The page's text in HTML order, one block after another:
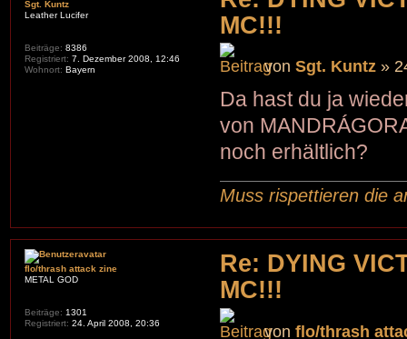
MC!!!
vonSgt. Kuntz »
Da hast du ja
von
noch erhältlich?
Muss rispettieren die
Sgt. Kuntz
Leather Lucifer
Beiträge: 8386
Registriert: 7. Dezember 2008, 12:46
Wohnort: Bayern
Re: DYING
MC!!!
vonflo/thrash
flo/thrash attack zine
METAL GOD
Beiträge: 1301
Registriert: 24. April 2008, 20:36